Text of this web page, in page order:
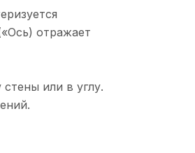
отражает
или в углу.